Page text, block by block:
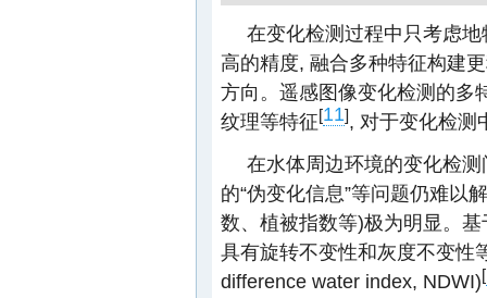
在变化检测过程中只考虑
高的精度, 融合多种特征构建
方向。遥感图像变化检测的多
纹理等特征[11], 对于变化检测
在水体周边环境的变化检
的“伪变化信息”等问题仍难以
数、植被指数等)极为明显。
具有旋转不变性和灰度不变性
difference water index, NDWI)[